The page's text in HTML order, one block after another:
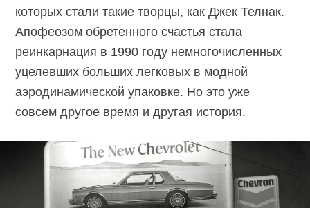
которых стали такие творцы, как Джек Телнак.
Апофеозом обретенного счастья стала
реинкарнация в 1990 году немногочисленных
уцелевших больших легковых в модной
аэродинамической упаковке. Но это уже
совсем другое время и другая история.